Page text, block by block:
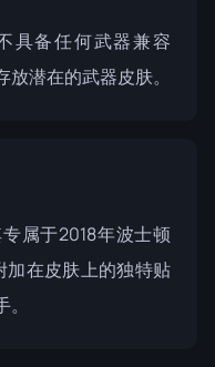
具备任何武器兼容
潜在的武器皮肤。
属于2018年波士顿
加在皮肤上的独特贴